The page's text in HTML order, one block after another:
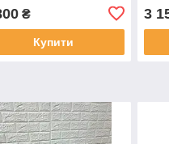
₴
Купити
3